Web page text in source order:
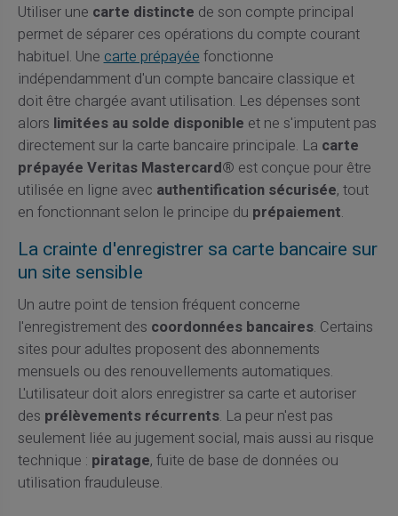
Utiliser une carte distincte de son compte principal
permet de séparer ces opérations du compte courant
habituel. Une carte prépayée fonctionne
indépendamment d'un compte bancaire classique et
doit être chargée avant utilisation. Les dépenses sont
alors limitées au solde disponible et ne s'imputent pas
directement sur la carte bancaire principale. La carte
prépayée Veritas Mastercard® est conçue pour être
utilisée en ligne avec authentification sécurisée, tout
en fonctionnant selon le principe du prépaiement.
La crainte d'enregistrer sa carte bancaire sur
un site sensible
Un autre point de tension fréquent concerne
l'enregistrement des coordonnées bancaires. Certains
sites pour adultes proposent des abonnements
mensuels ou des renouvellements automatiques.
L'utilisateur doit alors enregistrer sa carte et autoriser
des prélèvements récurrents. La peur n'est pas
seulement liée au jugement social, mais aussi au risque
technique : piratage, fuite de base de données ou
utilisation frauduleuse.